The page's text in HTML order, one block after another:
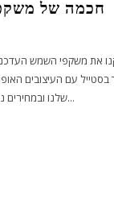
חכמה של
את משקפי השמש
שלנו ובמחירים נוחים. זמין משלוח מהיר לכל...